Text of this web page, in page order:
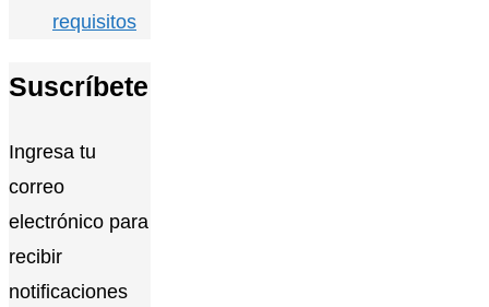
requisitos
Suscríbete
Ingresa tu
correo
electrónico para
recibir
notificaciones